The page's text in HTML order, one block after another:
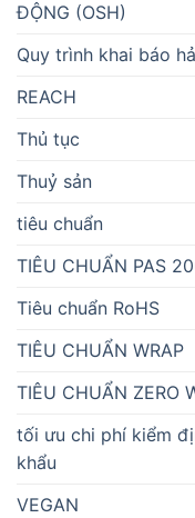
ĐỘNG (OSH)
Quy trình khai báo
REACH
Thủ tục
Thuỷ sản
tiêu chuẩn
TIÊU CHUẨN PAS
Tiêu chuẩn RoHS
TIÊU CHUẨN WRAP
TIÊU CHUẨN ZERO
tối ưu chi phí kiểm
khẩu
VEGAN